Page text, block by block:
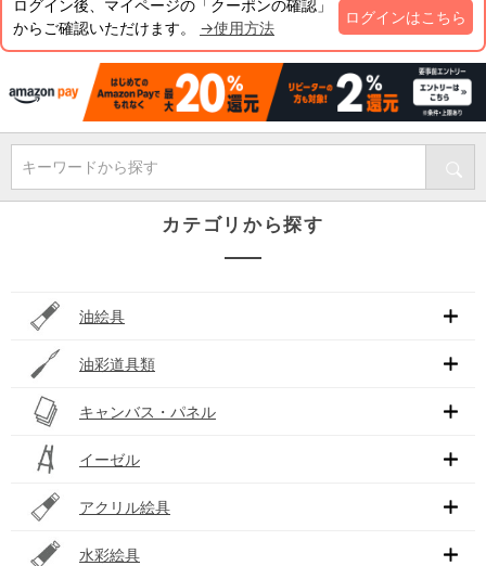
ログイン後、マイページの「クーポンの確認」
からご確認いただけます。 →使用方法
ログインはこちら
キーワードから探す
カテゴリから探す
油絵具
油彩道具類
キャンバス・パネル
イーゼル
アクリル絵具
水彩絵具